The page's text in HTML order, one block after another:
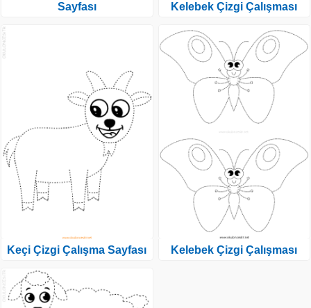
Sayfası
Keçi Çizgi Çalışma Sayfası
Kelebek Çizgi Çalışması
Kelebek Çizgi Çalışması